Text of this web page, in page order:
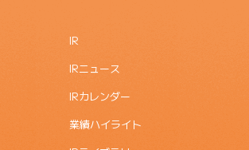
IR
IRニュース
IRカレンダー
業績ハイライト